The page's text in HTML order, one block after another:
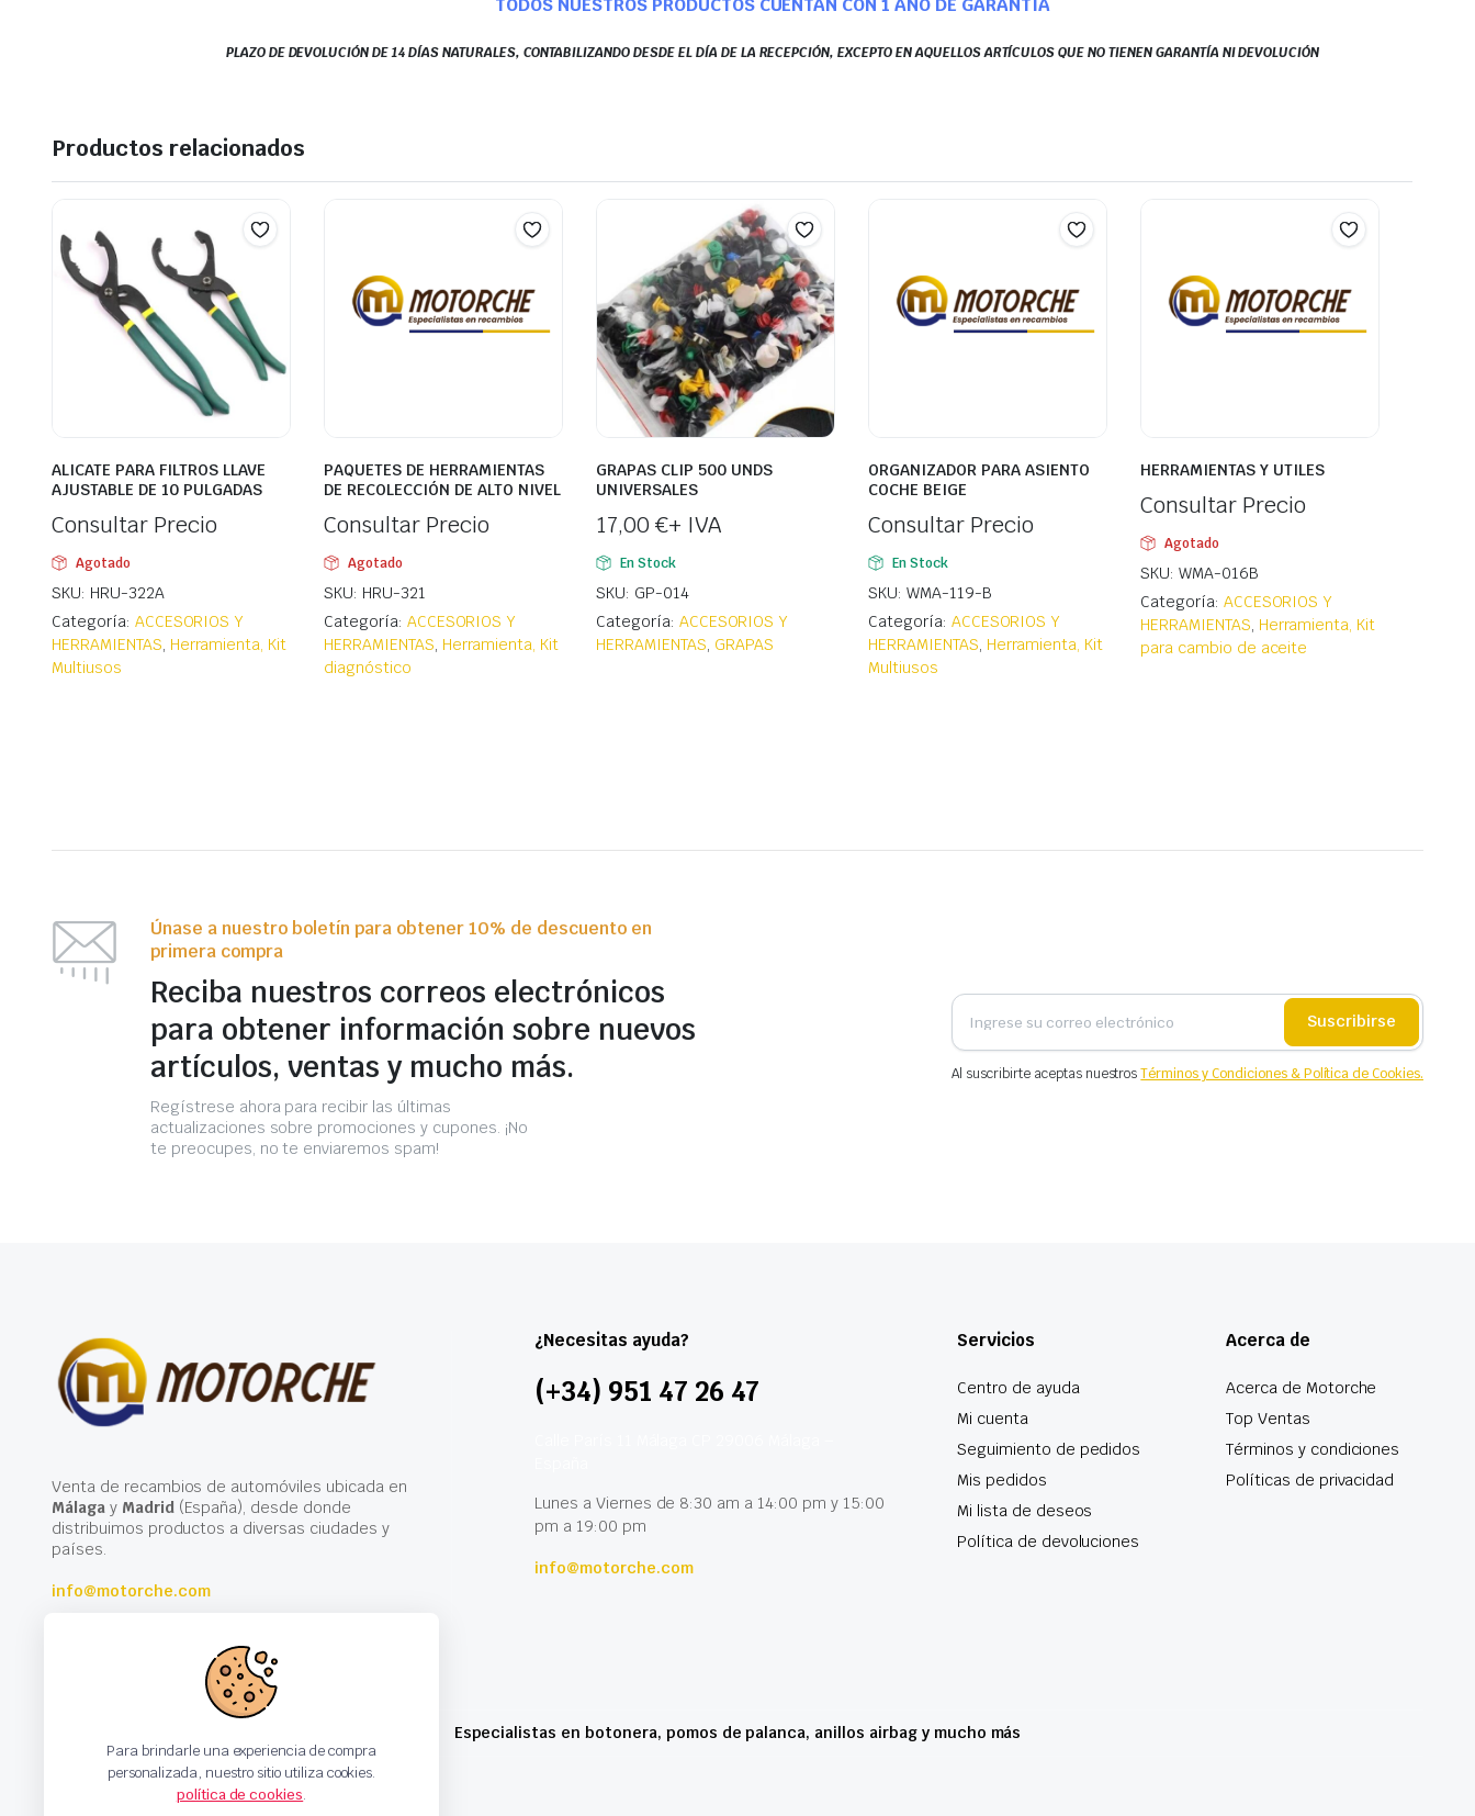
TODOS NUESTROS PRODUCTOS CUENTAN CON 1 AÑO DE GARANTÍA
PLAZO DE DEVOLUCIÓN DE 14 DÍAS NATURALES, CONTABILIZANDO DESDE EL DÍA DE LA RECEPCIÓN, EXCEPTO EN AQUELLOS ARTÍCULOS QUE NO TIENEN GARANTÍA NI DEVOLUCIÓN
Productos relacionados
ALICATE PARA FILTROS LLAVE
AJUSTABLE DE 10 PULGADAS
Consultar Precio
Agotado
SKU: HRU-322A
Categoría: ACCESORIOS Y
HERRAMIENTAS, Herramienta, Kit
Multiusos
PAQUETES DE HERRAMIENTAS
DE RECOLECCIÓN DE ALTO NIVEL
Consultar Precio
Agotado
SKU: HRU-321
Categoría: ACCESORIOS Y
HERRAMIENTAS, Herramienta, Kit
diagnóstico
GRAPAS CLIP 500 UNDS
UNIVERSALES
17,00 €+ IVA
En Stock
SKU: GP-014
Categoría: ACCESORIOS Y
HERRAMIENTAS, GRAPAS
ORGANIZADOR PARA ASIENTO
COCHE BEIGE
Consultar Precio
En Stock
SKU: WMA-119-B
Categoría: ACCESORIOS Y
HERRAMIENTAS, Herramienta, Kit
Multiusos
HERRAMIENTAS Y UTILES
Consultar Precio
Agotado
SKU: WMA-016B
Categoría: ACCESORIOS Y
HERRAMIENTAS, Herramienta, Kit
para cambio de aceite
Únase a nuestro boletín para obtener 10% de descuento en
primera compra
Reciba nuestros correos electrónicos
para obtener información sobre nuevos
artículos, ventas y mucho más.
Regístrese ahora para recibir las últimas
actualizaciones sobre promociones y cupones. ¡No
te preocupes, no te enviaremos spam!
Suscribirse
Al suscribirte aceptas nuestrosTérminos y Condiciones & Política de Cookies.
Venta de recambios de automóviles ubicada en
Málagay Madrid(España), desde donde
distribuimos productos a diversas ciudades y
países.
info@motorche.com
¿Necesitas ayuda?
(+34) 951 47 26 47
Lunes a Viernes de 8:30 am a 14:00 pm y 15:00
pm a 19:00 pm
info@motorche.com
Servicios
Centro de ayuda
Mi cuenta
Seguimiento de pedidos
Mis pedidos
Mi lista de deseos
Política de devoluciones
Acerca de
Acerca de Motorche
Top Ventas
Términos y condiciones
Políticas de privacidad
Especialistas en botonera, pomos de palanca, anillos airbag y mucho más
Para brindarle una experiencia de compra
personalizada, nuestro sitio utiliza cookies.
política de cookies.